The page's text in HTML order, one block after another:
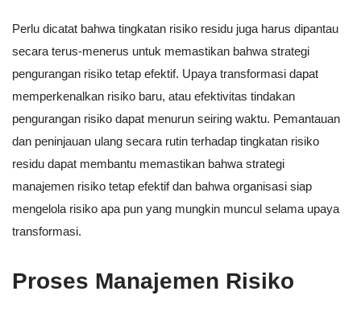
Perlu dicatat bahwa tingkatan risiko residu juga harus dipantau
secara terus-menerus untuk memastikan bahwa strategi
pengurangan risiko tetap efektif. Upaya transformasi dapat
memperkenalkan risiko baru, atau efektivitas tindakan
pengurangan risiko dapat menurun seiring waktu. Pemantauan
dan peninjauan ulang secara rutin terhadap tingkatan risiko
residu dapat membantu memastikan bahwa strategi
manajemen risiko tetap efektif dan bahwa organisasi siap
mengelola risiko apa pun yang mungkin muncul selama upaya
transformasi.
Proses Manajemen Risiko